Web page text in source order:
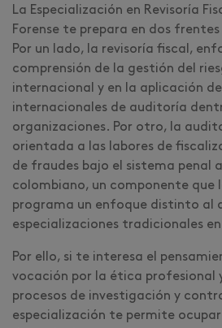
La Especialización en Revisoría
Forense te prepara en dos
Por un lado, la revisoría fiscal,
comprensión de la gestión del
internacional y en la aplicación
internacionales de auditoría
organizaciones. Por otro, la
orientada a las labores de
de fraudes bajo el sistema penal
colombiano, un componente que
programa un enfoque distinto al
especializaciones tradicionales
Por ello, si te interesa el
vocación por la ética profesional
procesos de investigación y
especialización te permite